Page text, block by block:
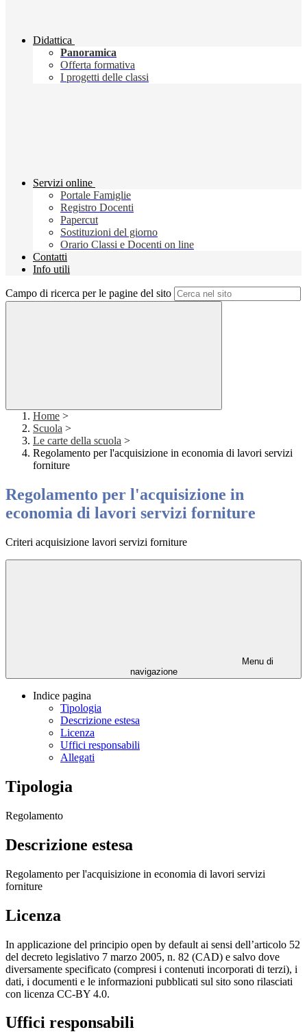
Didattica
Panoramica
Offerta formativa
I progetti delle classi
Servizi online
Portale Famiglie
Registro Docenti
Papercut
Sostituzioni del giorno
Orario Classi e Docenti on line
Contatti
Info utili
Campo di ricerca per le pagine del sito
Home >
Scuola >
Le carte della scuola >
Regolamento per l'acquisizione in economia di lavori servizi
forniture
Regolamento per l'acquisizione in
economia di lavori servizi forniture
Criteri acquisizione lavori servizi forniture
Menu di
navigazione
Indice pagina
Tipologia
Descrizione estesa
Licenza
Uffici responsabili
Allegati
Tipologia
Regolamento
Descrizione estesa
Regolamento per l'acquisizione in economia di lavori servizi
forniture
Licenza
In applicazione del principio open by default ai sensi dell’articolo 52
del decreto legislativo 7 marzo 2005, n. 82 (CAD) e salvo dove
diversamente specificato (compresi i contenuti incorporati di terzi), i
dati, i documenti e le informazioni pubblicati sul sito sono rilasciati
con licenza CC-BY 4.0.
Uffici responsabili